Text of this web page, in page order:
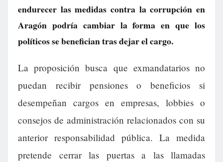
endurecer las medidas contra la corrupción en
Aragón podría cambiar la forma en que los
políticos se benefician tras dejar el cargo.
La proposición busca que exmandatarios no
puedan recibir pensiones o beneficios si
desempeñan cargos en empresas, lobbies o
consejos de administración relacionados con su
anterior responsabilidad pública. La medida
pretende cerrar las puertas a las llamadas